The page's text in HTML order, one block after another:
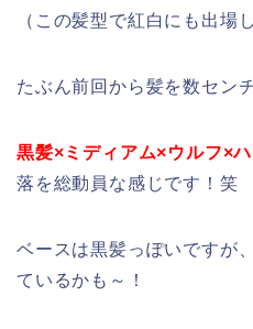
（この髪型で紅白にも出場
たぶん前回から髪を数セン
黒髪×ミディアム×ウルフ×
落を総動員な感じです！笑
ベースは黒髪っぽいですが
ているかも～！